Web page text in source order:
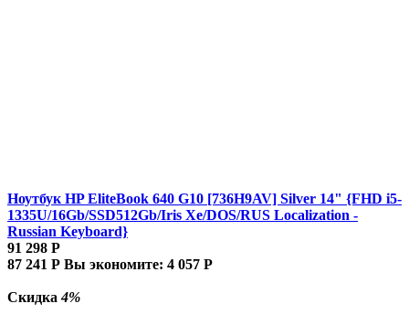
Ноутбук HP EliteBook 640 G10 [736H9AV] Silver 14" {FHD i5-
1335U/16Gb/SSD512Gb/Iris Xe/DOS/RUS Localization -
Russian Keyboard}
91 298 Р
87 241 Р Вы экономите: 4 057 Р
Скидка4%